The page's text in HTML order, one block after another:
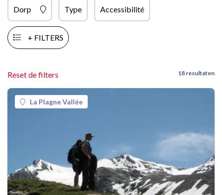
Dorp Type Accessibilité
+ FILTERS
Reset de filters 18 resultaten
La Plagne Vallée